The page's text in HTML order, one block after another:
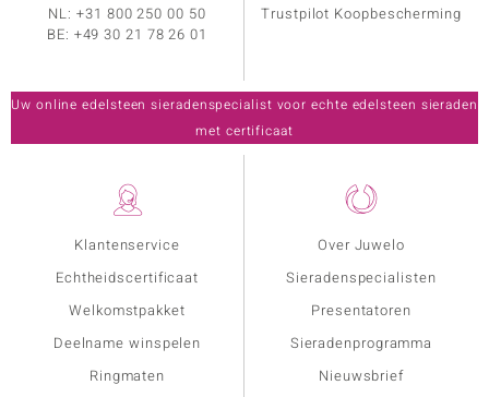
Klantenservice
Echtheidscertificaat
Welkomstpakket
Deelname winspelen
Ringmaten
Over Juwelo
Sieradenspecialisten
Presentatoren
Sieradenprogramma
Nieuwsbrief
NL:+31 800 250 00 50
BE: +49 30 21 78 26 01
Trustpilot Koopbescherming
Uw online edelsteen sieradenspecialist voor echte edelsteen sieraden
met certificaat